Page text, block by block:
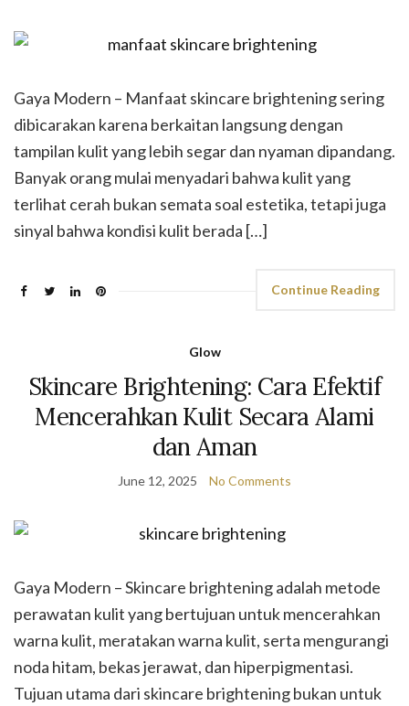
Gaya Modern – Manfaat skincare brightening sering
dibicarakan karena berkaitan langsung dengan
tampilan kulit yang lebih segar dan nyaman dipandang.
Banyak orang mulai menyadari bahwa kulit yang
terlihat cerah bukan semata soal estetika, tetapi juga
sinyal bahwa kondisi kulit berada […]
Continue Reading
Glow
Skincare Brightening: Cara Efektif
Mencerahkan Kulit Secara Alami
dan Aman
June 12, 2025 No Comments
Gaya Modern – Skincare brightening adalah metode
perawatan kulit yang bertujuan untuk mencerahkan
warna kulit, meratakan warna kulit, serta mengurangi
noda hitam, bekas jerawat, dan hiperpigmentasi.
Tujuan utama dari skincare brightening bukan untuk